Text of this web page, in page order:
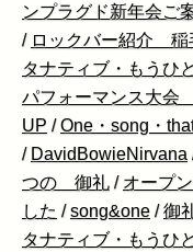
ンプラグド新年会ご
/ ロックバー紹介
タナティブ・もう
パフォーマンス大会
UP /One・song・
/ DavidBowieNirvana
つの 御礼 / オープ
した /song&one /御
タナティブ・もうひ